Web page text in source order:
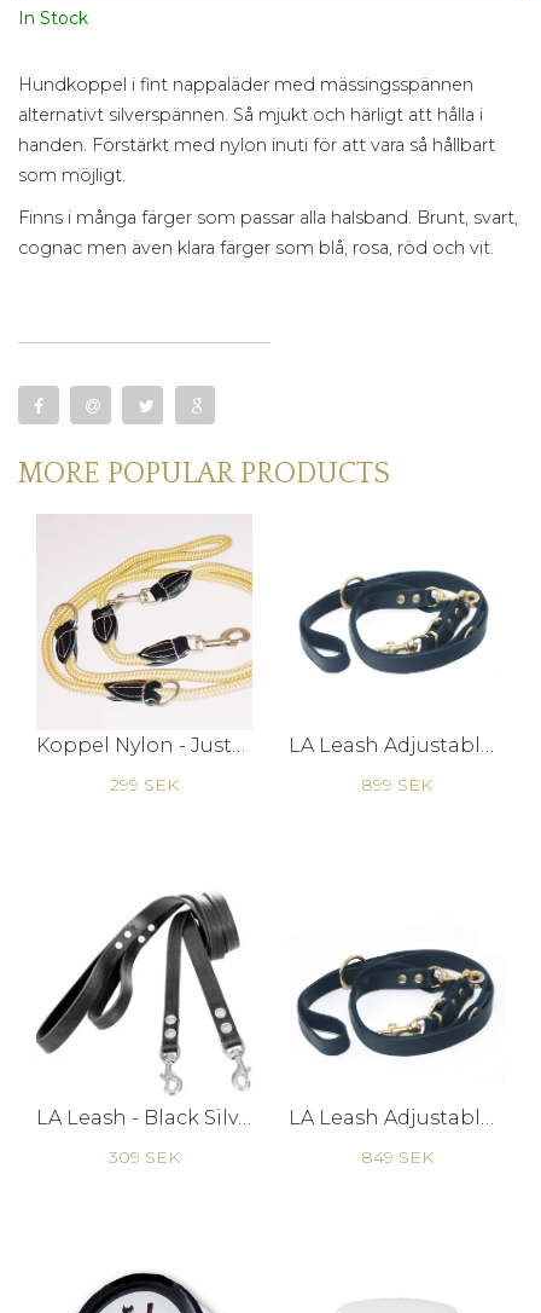
In Stock
Hundkoppel i fint nappaläder med mässingsspännen
alternativt silverspännen. Så mjukt och härligt att hålla i
handen. Förstärkt med nylon inuti för att vara så hållbart
som möjligt.
Finns i många färger som passar alla halsband. Brunt, svart,
cognac men även klara färger som blå, rosa, röd och vit.
MORE POPULAR PRODUCTS
299 SEK 899 SEK
LA Leash - Black Silver
309 SEK 849 SEK